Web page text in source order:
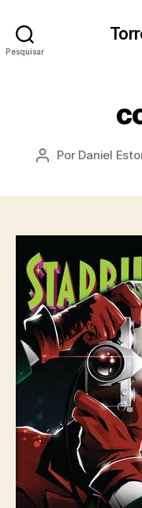
Pesquisar
Autor
Por Daniel